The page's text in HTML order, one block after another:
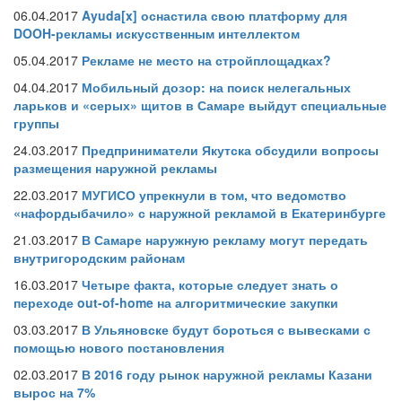
06.04.2017 Ayuda[x] оснастила свою платформу для
DOOH-рекламы искусственным интеллектом
05.04.2017 Рекламе не место на стройплощадках?
04.04.2017 Мобильный дозор: на поиск нелегальных
ларьков и «серых» щитов в Самаре выйдут специальные
группы
24.03.2017 Предприниматели Якутска обсудили вопросы
размещения наружной рекламы
22.03.2017 МУГИСО упрекнули в том, что ведомство
«нафордыбачило» с наружной рекламой в Екатеринбурге
21.03.2017 В Самаре наружную рекламу могут передать
внутригородским районам
16.03.2017 Четыре факта, которые следует знать о
переходе out-of-home на алгоритмические закупки
03.03.2017 В Ульяновске будут бороться с вывесками с
помощью нового постановления
02.03.2017 В 2016 году рынок наружной рекламы Казани
вырос на 7%